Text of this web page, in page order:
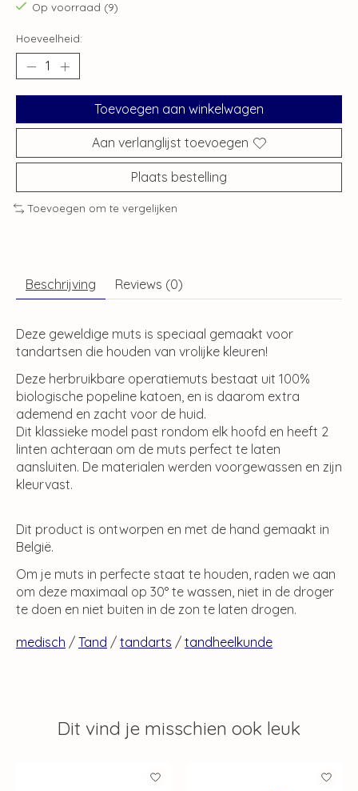
Op voorraad (9)
Hoeveelheid:
Toevoegen aan winkelwagen
Aan verlanglijst toevoegen
Plaats bestelling
Toevoegen om te vergelijken
Beschrijving Reviews (0)
Deze geweldige muts is speciaal gemaakt voor
tandartsen die houden van vrolijke kleuren!
Deze herbruikbare operatiemuts bestaat uit 100%
biologische popeline katoen, en is daarom extra
ademend en zacht voor de huid.
Dit klassieke model past rondom elk hoofd en heeft 2
linten achteraan om de muts perfect te laten
aansluiten. De materialen werden voorgewassen en zijn
kleurvast.
Dit product is ontworpen en met de hand gemaakt in
België.
Om je muts in perfecte staat te houden, raden we aan
om deze maximaal op 30° te wassen, niet in de droger
te doen en niet buiten in de zon te laten drogen.
medisch / Tand / tandarts / tandheelkunde
Dit vind je misschien ook leuk
Items van productcarrousel